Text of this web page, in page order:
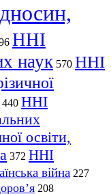
ННІ
наук 570 ННІ
440 ННІ
освіти,
372 ННІ
війна 227
208